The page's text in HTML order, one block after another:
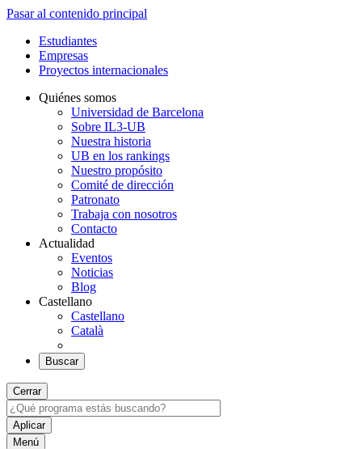
Pasar al contenido principal
Estudiantes
Empresas
Proyectos internacionales
Quiénes somos
Universidad de Barcelona
Sobre IL3-UB
Nuestra historia
UB en los rankings
Nuestro propósito
Comité de dirección
Patronato
Trabaja con nosotros
Contacto
Actualidad
Eventos
Noticias
Blog
Castellano
Castellano
Català
Buscar
Cerrar
Menú